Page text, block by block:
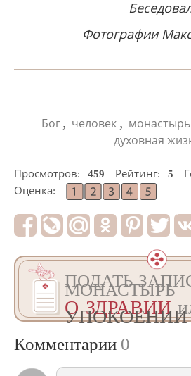
Фотографии
Бог , человек , монастырь
духовная
Просмотров: 459 Рейтинг: 5
Оценка:
ПОДАТЬ
МОНАСТЫРЬ
О ЗДРАВИИ
УПОКОЕНИИ
Комментарии 0